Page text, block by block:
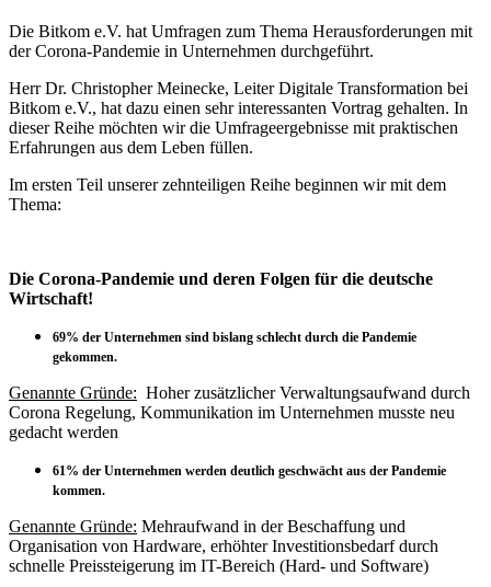
Die Bitkom e.V. hat Umfragen zum Thema Herausforderungen mit
der Corona-Pandemie in Unternehmen durchgeführt.
Herr Dr. Christopher Meinecke, Leiter Digitale Transformation bei
Bitkom e.V., hat dazu einen sehr interessanten Vortrag gehalten. In
dieser Reihe möchten wir die Umfrageergebnisse mit praktischen
Erfahrungen aus dem Leben füllen.
Im ersten Teil unserer zehnteiligen Reihe beginnen wir mit dem
Thema:
Die Corona-Pandemie und deren Folgen für die deutsche
Wirtschaft!
69% der Unternehmen sind bislang schlecht durch die Pandemie
gekommen.
Genannte Gründe: Hoher zusätzlicher Verwaltungsaufwand durch
Corona Regelung, Kommunikation im Unternehmen musste neu
gedacht werden
61% der Unternehmen werden deutlich geschwächt aus der Pandemie
kommen.
Genannte Gründe: Mehraufwand in der Beschaffung und
Organisation von Hardware, erhöhter Investitionsbedarf durch
schnelle Preissteigerung im IT-Bereich (Hard- und Software)